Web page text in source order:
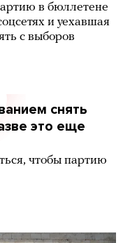
в бюллетене
и уехавшая
с выборов
снять
это еще
чтобы партию